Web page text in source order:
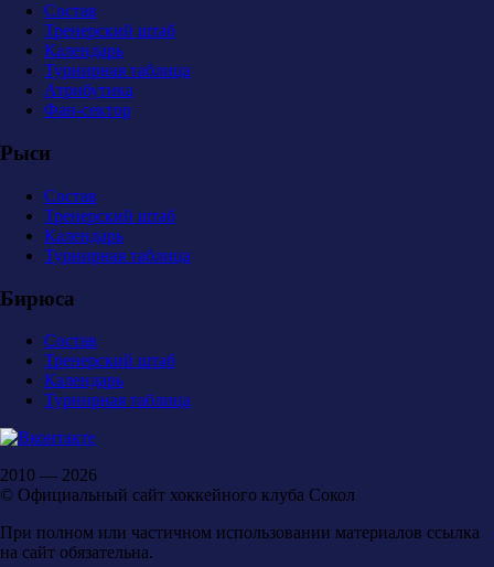
Состав
Тренерский штаб
Календарь
Турнирная таблица
Атрибутика
Фан-сектор
Рыси
Состав
Тренерский штаб
Календарь
Турнирная таблица
Бирюса
Состав
Тренерский штаб
Календарь
Турнирная таблица
2010 — 2026
© Официальный сайт хоккейного клуба Сокол
При полном или частичном использовании материалов ссылка
на сайт обязательна.